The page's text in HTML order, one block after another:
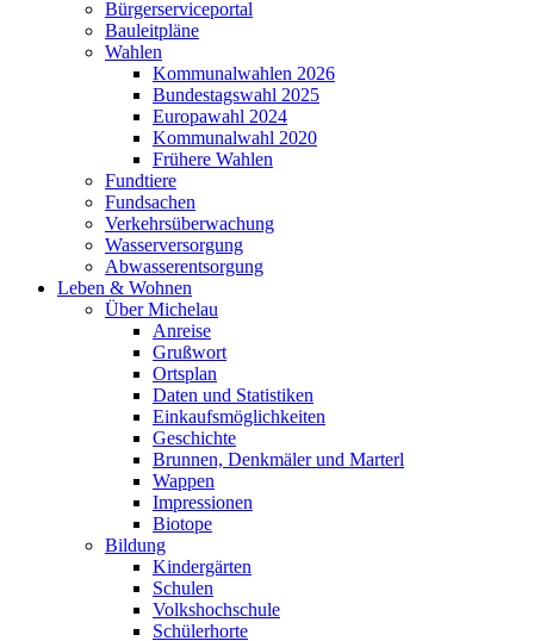
Bürgerserviceportal
Bauleitpläne
Wahlen
Kommunalwahlen 2026
Bundestagswahl 2025
Europawahl 2024
Kommunalwahl 2020
Frühere Wahlen
Fundtiere
Fundsachen
Verkehrsüberwachung
Wasserversorgung
Abwasserentsorgung
Leben & Wohnen
Über Michelau
Anreise
Grußwort
Ortsplan
Daten und Statistiken
Einkaufsmöglichkeiten
Geschichte
Brunnen, Denkmäler und Marterl
Wappen
Impressionen
Biotope
Bildung
Kindergärten
Schulen
Volkshochschule
Schülerhorte